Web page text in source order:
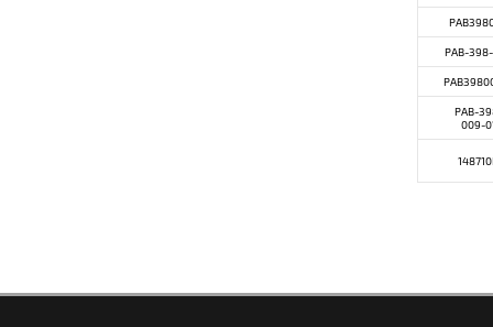
PAB-
PAB-
009-